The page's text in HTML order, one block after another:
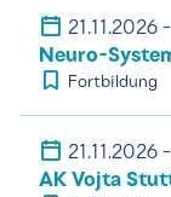
21.11.2026
Neuro-
Fortbildung
21.11.2026
AK Vojta